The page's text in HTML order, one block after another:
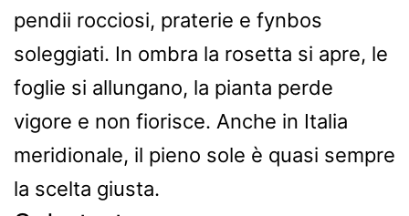
pendii rocciosi, praterie e fynbos
soleggiati. In ombra la rosetta si apre, le
foglie si allungano, la pianta perde
vigore e non fiorisce. Anche in Italia
meridionale, il pieno sole è quasi sempre
la scelta giusta.